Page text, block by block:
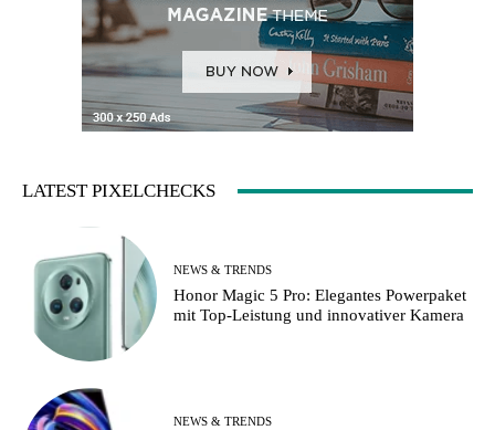
LATEST PIXELCHECKS
NEWS & TRENDS
Honor Magic 5 Pro: Elegantes Powerpaket
mit Top-Leistung und innovativer Kamera
NEWS & TRENDS